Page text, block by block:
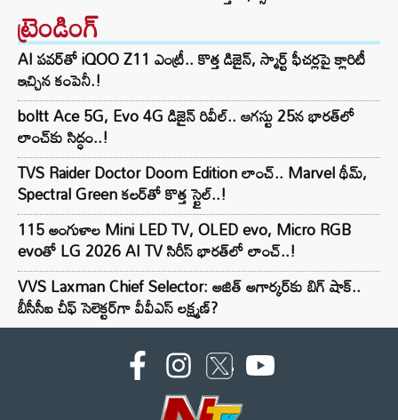
ట్రెండింగ్‌
AI పవర్‌తో iQOO Z11 ఎంట్రీ.. కొత్త డిజైన్, స్మార్ట్ ఫీచర్లపై క్లారిటీ
ఇచ్చిన కంపెనీ.!
boltt Ace 5G, Evo 4G డిజైన్ రివీల్.. ఆగస్టు 25న భారత్‌లో
లాంచ్‌కు సిద్ధం..!
TVS Raider Doctor Doom Edition లాంచ్.. Marvel థీమ్,
Spectral Green కలర్‌తో కొత్త స్టైల్..!
115 అంగుళాల Mini LED TV, OLED evo, Micro RGB
evoతో LG 2026 AI TV సిరీస్ భారత్‌లో లాంచ్..!
VVS Laxman Chief Selector: అజిత్ అగార్కర్‌కు బిగ్ షాక్..
బీసీసీఐ చీఫ్ సెలెక్టర్‌గా వీవీఎస్ లక్ష్మణ్?